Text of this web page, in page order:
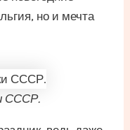
но и мечта
СССР.